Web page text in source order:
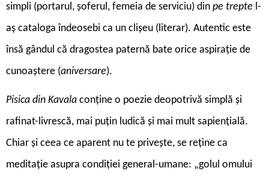
simpli (portarul, șoferul, femeia de serviciu) din pe trepte l-
aș cataloga îndeosebi ca un clișeu (literar). Autentic este
însă gândul că dragostea paternă bate orice aspirație de
cunoaștere (aniversare).
Pisica din Kavala conține o poezie deopotrivă simplă și
rafinat-livrescă, mai puțin ludică și mai mult sapiențială.
Chiar și ceea ce aparent nu te privește, se reține ca
meditație asupra condiției general-umane: „golul omului